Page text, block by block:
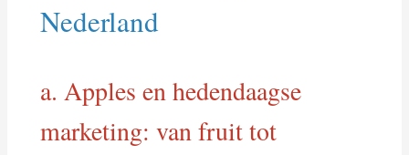
Nederland
a. Apples en hedendaagse
marketing: van fruit tot